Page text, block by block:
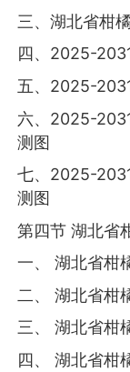
三、湖北省柑
四、2025-
五、2025-
六、2025-
测图
七、2025-
测图
第四节 湖北省
一、 湖北省柑
二、 湖北省柑
三、 湖北省柑
四、 湖北省柑